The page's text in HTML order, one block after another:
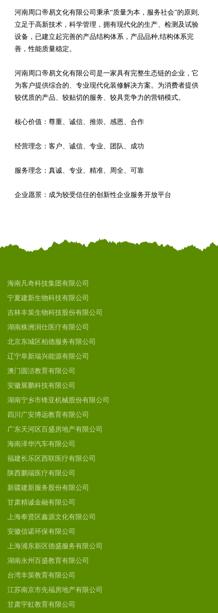
河南周口帝易文化有限公司秉承“质量为本，服务社会”的原则,
立足于高新技术，科学管理，拥有现代化的生产、检测及试验
设备，已建立起完善的产品结构体系，产品品种,结构体系完
善，性能质量稳定。
河南周口帝易文化有限公司是一家具有完整生态链的企业，它
为客户提供综合的、专业现代化装修解决方案。为消费者提供
较优质的产品、较贴切的服务、较具竞争力的营销模式。
核心价值：尊重、诚信、推崇、感恩、合作
经营理念：客户、诚信、专业、团队、成功
服务理念：真诚、专业、精准、周全、可靠
企业愿景：成为较受信任的创新性企业服务开放平台
海南凡奇科技集团有限公司
宁夏建新生物科技有限公司
吉林丰策生物科技股份有限公司
湖南株洲润仕医疗有限公司
北京东城区柏德服务有限公司
辽宁阜新瑞兴能源有限公司
澳门圆洁教育有限公司
安徽展鹏科技有限公司
湖南宁乡市锋亚机械股份有限公司
四川广安博远教育有限公司
广东天河区百盛房地产有限公司
海南泽华汽车有限公司
福建长乐区西联医疗有限公司
陕西鹏瑞医疗有限公司
新疆建新服务股份有限公司
甘肃精诚金融有限公司
上海奉贤区鑫源文化有限公司
安徽信诺环保有限公司
上海浦东新区德盛服务有限公司
湖南永州百盛教育有限公司
台湾丰策教育有限公司
江苏南京市先福房地产有限公司
甘肃宇虹教育有限公司